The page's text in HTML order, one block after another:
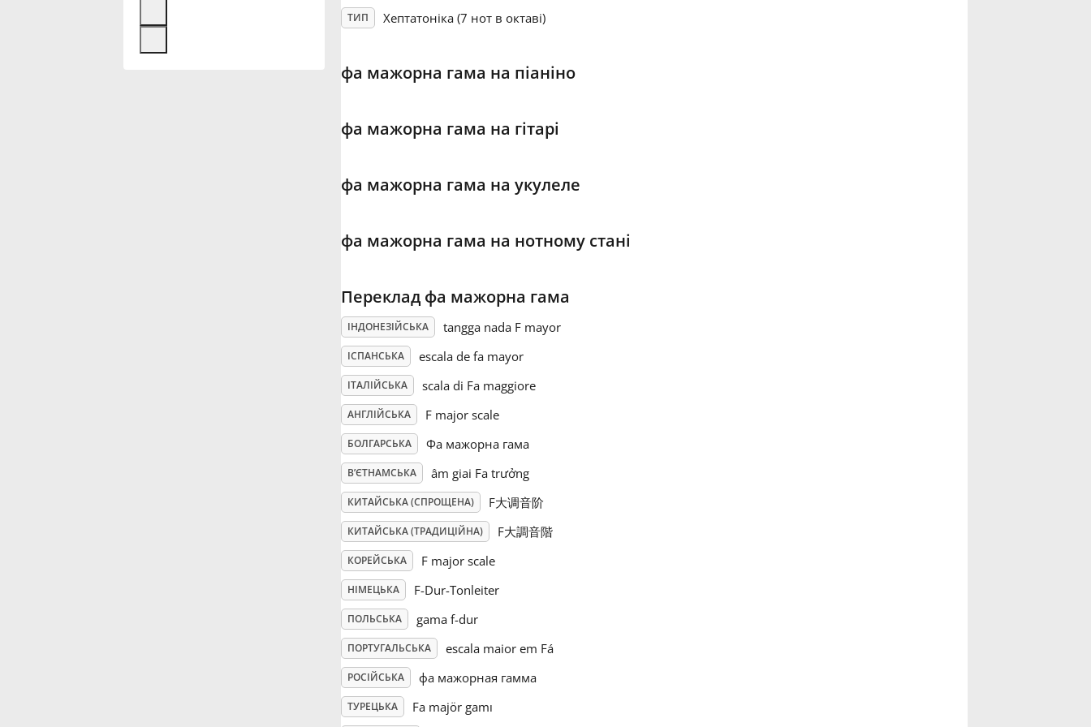
Français
ТИП Хептатоніка (7 нот в октаві)
фа мажорна гама на піаніно
фа мажорна гама на гітарі
фа мажорна гама на укулеле
фа мажорна гама на нотному стані
Переклад фа мажорна гама
ІНДОНЕЗІЙСЬКА tangga nada F mayor
ІСПАНСЬКА escala de fa mayor
ІТАЛІЙСЬКА scala di Fa maggiore
АНГЛІЙСЬКА F major scale
БОЛГАРСЬКА Фа мажорна гама
В’ЄТНАМСЬКА âm giai Fa trưởng
КИТАЙСЬКА (СПРОЩЕНА) F大调音阶
КИТАЙСЬКА (ТРАДИЦІЙНА) F大調音階
КОРЕЙСЬКА F major scale
НІМЕЦЬКА F-Dur-Tonleiter
ПОЛЬСЬКА gama f-dur
ПОРТУГАЛЬСЬКА escala maior em Fá
РОСІЙСЬКА фа мажорная гамма
ТУРЕЦЬКА Fa majör gamı